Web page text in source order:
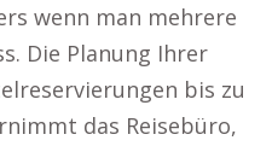
wenn man mehrere
Die Planung Ihrer
bis zu
das Reisebüro,